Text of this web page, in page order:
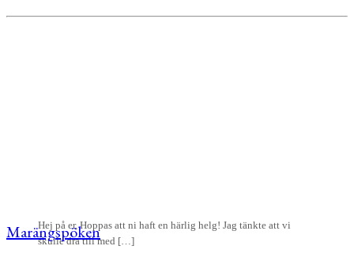
Hej på er, Hoppas att ni haft en härlig helg! Jag tänkte att vi
skulle dra till med […]
Marängspöken